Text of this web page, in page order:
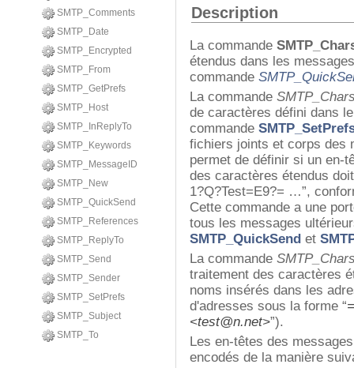
SMTP_Comments
SMTP_Date
SMTP_Encrypted
SMTP_From
SMTP_GetPrefs
SMTP_Host
SMTP_InReplyTo
SMTP_Keywords
SMTP_MessageID
SMTP_New
SMTP_QuickSend
SMTP_References
SMTP_ReplyTo
SMTP_Send
SMTP_Sender
SMTP_SetPrefs
SMTP_Subject
SMTP_To
Description
La commande
étendus dans les
commande
La commande
de caractères défini dans
commande
fichiers joints et corps des
permet de définir si un en-
des caractères étendus
1?Q?Test=E9?= …”,
Cette commande a une
tous les messages
SMTP_QuickSend et
La commande
traitement des caractères
noms insérés dans les
d'adresses sous la forme “
<test@n.net>”).
Les en-têtes des
encodés de la manière